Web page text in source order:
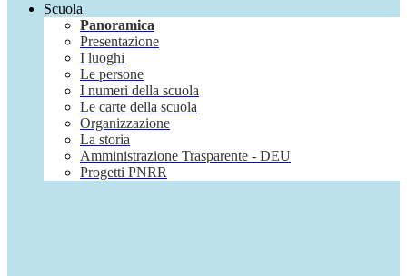
Scuola
Panoramica
Presentazione
I luoghi
Le persone
I numeri della scuola
Le carte della scuola
Organizzazione
La storia
Amministrazione Trasparente - DEU
Progetti PNRR